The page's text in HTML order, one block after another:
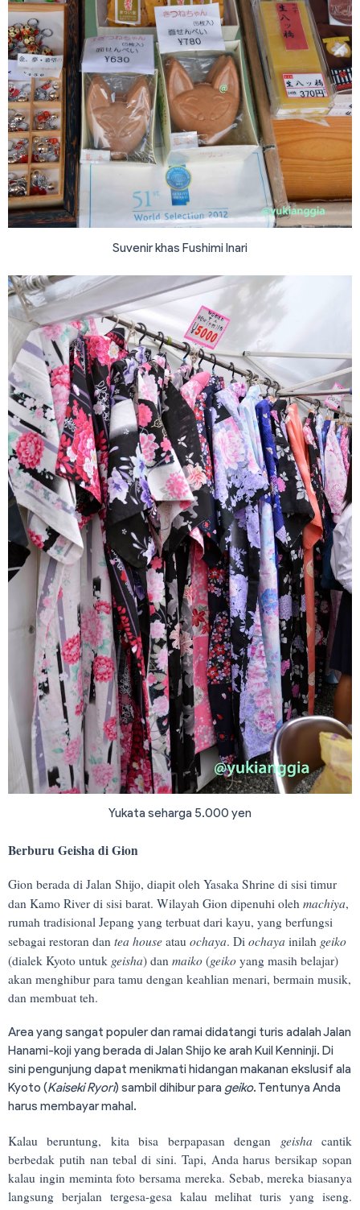
Suvenir khas Fushimi Inari
Yukata seharga 5.000 yen
Berburu Geisha di Gion
Gion berada di Jalan Shijo, diapit oleh Yasaka Shrine di sisi timur
dan Kamo River di sisi barat. Wilayah Gion dipenuhi oleh machiya,
rumah tradisional Jepang yang terbuat dari kayu, yang berfungsi
sebagai restoran dan tea house atau ochaya. Di ochaya inilah geiko
(dialek Kyoto untuk geisha) dan maiko (geiko yang masih belajar)
akan menghibur para tamu dengan keahlian menari, bermain musik,
dan membuat teh.
Area yang sangat populer dan ramai didatangi turis adalah Jalan
Hanami-koji yang berada di Jalan Shijo ke arah Kuil Kenninji. Di
sini pengunjung dapat menikmati hidangan makanan ekslusif ala
Kyoto (Kaiseki Ryori) sambil dihibur para geiko. Tentunya Anda
harus membayar mahal.
Kalau beruntung, kita bisa berpapasan dengan geisha cantik
berbedak putih nan tebal di sini. Tapi, Anda harus bersikap sopan
kalau ingin meminta foto bersama mereka. Sebab, mereka biasanya
langsung berjalan tergesa-gesa kalau melihat turis yang iseng.